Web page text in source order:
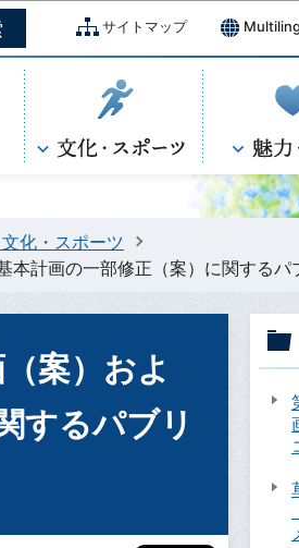
サイトマップ
化・スポーツ
計画の一部修正（案）に関する
案）およ
するパブリ